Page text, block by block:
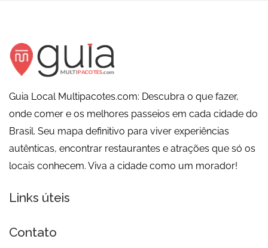
Guia Local Multipacotes.com: Descubra o que fazer,
onde comer e os melhores passeios em cada cidade do
Brasil. Seu mapa definitivo para viver experiências
autênticas, encontrar restaurantes e atrações que só os
locais conhecem. Viva a cidade como um morador!
Links úteis
Contato